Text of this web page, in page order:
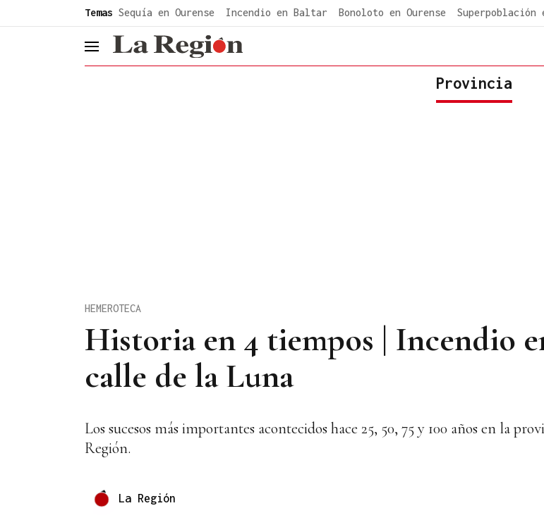
Temas Sequía en Ourense Incendio en Baltar Bonoloto en Ourense
header.menu.open
Provincia
Historia en 4 tiempos | Incendio
calle de la Luna
HEMEROTECA
Los sucesos más importantes acontecidos hace 25, 50, 75 y 100 años en la
Región.
La Región